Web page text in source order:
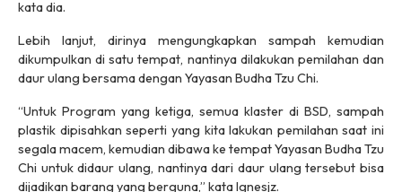
kata dia.
Lebih lanjut, dirinya mengungkapkan sampah kemudian
dikumpulkan di satu tempat, nantinya dilakukan pemilahan dan
daur ulang bersama dengan Yayasan Budha Tzu Chi.
“Untuk Program yang ketiga, semua klaster di BSD, sampah
plastik dipisahkan seperti yang kita lakukan pemilahan saat ini
segala macem, kemudian dibawa ke tempat Yayasan Budha Tzu
Chi untuk didaur ulang, nantinya dari daur ulang tersebut bisa
dijadikan barang yang berguna,” kata Ignesjz.